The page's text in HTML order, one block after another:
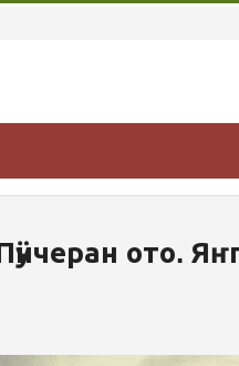
Пӱнчеран ото.